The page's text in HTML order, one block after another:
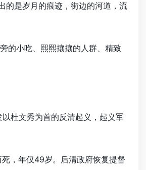
是岁月的痕迹，街边的河道，流
的小吃、熙熙攘攘的人群、精致
杜文秀为首的反清起义，起义军
，年仅49岁。后清政府恢复提督